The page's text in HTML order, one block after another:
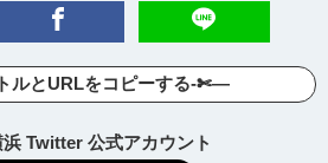
ルとURLをコピーする-✄—
Twitter 公式アカウント